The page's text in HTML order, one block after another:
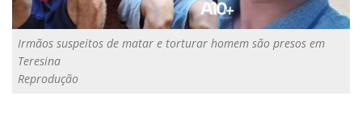
Irmãos suspeitos de matar e torturar homem são presos em
Teresina
Reprodução